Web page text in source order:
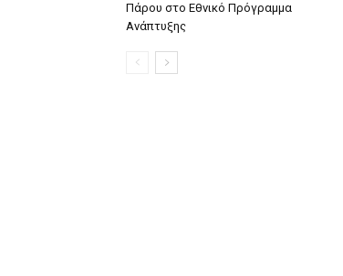
Πάρου στο Εθνικό Πρόγραμμα
Ανάπτυξης